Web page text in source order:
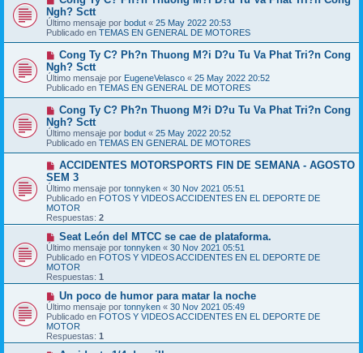
n
s
a
e
e
v
o
m
e
n
s
a
e
Ngh? Sctt
Último mensaje por bodut « 25 May 2022 20:53
Publicado en TEMAS EN GENERAL DE MOTORES
N
e
v
o
m
e
n
s
a
Cong Ty C? Ph?n Thuong M?i D?u Tu Va Phat Tri?n Cong
Ngh? Sctt
Último mensaje por EugeneVelasco « 25 May 2022 20:52
Publicado en TEMAS EN GENERAL DE MOTORES
N
e
v
o
m
e
n
s
a
j
e
Cong Ty C? Ph?n Thuong M?i D?u Tu Va Phat Tri?n Cong
Ngh? Sctt
Último mensaje por bodut « 25 May 2022 20:52
Publicado en TEMAS EN GENERAL DE MOTORES
N
u
e
v
o
m
e
n
s
a
j
e
ACCIDENTES MOTORSPORTS FIN DE SEMANA - AGOSTO
SEM 3
Último mensaje por tonnyken « 30 Nov 2021 05:51
Publicado en FOTOS Y VIDEOS ACCIDENTES EN EL DEPORTE DE
MOTOR
Respuestas: 2
N
u
e
v
o
m
e
n
s
a
j
e
Seat León del MTCC se cae de plataforma.
Último mensaje por tonnyken « 30 Nov 2021 05:51
Publicado en FOTOS Y VIDEOS ACCIDENTES EN EL DEPORTE DE
MOTOR
Respuestas: 1
N
u
e
v
o
m
Un poco de humor para matar la noche
Último mensaje por tonnyken « 30 Nov 2021 05:49
Publicado en FOTOS Y VIDEOS ACCIDENTES EN EL DEPORTE DE
MOTOR
Respuestas: 1